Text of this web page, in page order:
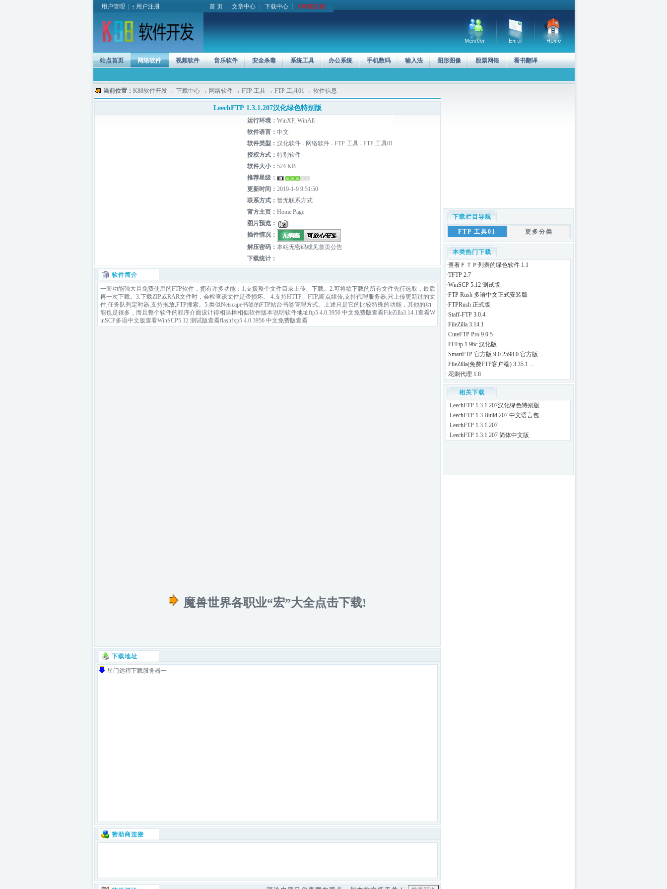
用户管理 用户注册 首 页┆ 文章中心┆ 下载中心┆ K88留言板
站点首页 网络软件 视频软件 音乐软件 安全杀毒 系统工具 办公系统 手机数码 输入法 图形图像 股票网银 看书翻译
当前位置： K88软件开发→ 下载中心→ 网络软件→ FTP 工具→ FTP 工具01 → 软件信息
LeechFTP 1.3.1.207汉化绿色特别版
运行环境： WinXP, WinAll
软件语言： 中文
软件类型： 汉化软件 - 网络软件 - FTP 工具 - FTP 工具01
授权方式： 特别软件
软件大小： 524 KB
推荐星级：
更新时间： 2019-1-9 9:51:50
联系方式： 暂无联系方式
官方主页： Home Page
图片预览：
插件情况：
解压密码： 本站无密码或见首页公告
下载统计：
软件简介
一套功能强大且免费使用的FTP软件，拥有许多功能：1.支援整个文件目录上传、下载。2.可将欲下载的所有文件先行选取，最后
再一次下载。3.下载ZIP或RAR文件时，会检查该文件是否损坏。 4.支持HTTP、FTP,断点续传,支持代理服务器,只上传更新过的文
件,任务队列定时器,支持拖放,FTP搜索。5.类似Netscape书签的FTP站台书签管理方式。上述只是它的比较特殊的功能，其他的功
能也是很多，而且整个软件的程序介面设计得相当棒相似软件版本说明软件地址ftp5.4.0.3956 中文免费版查看FileZilla3.14.1查看W
inSCP多语中文版查看WinSCP5.12 测试版查看flashfxp5.4.0.3956 中文免费版查看
魔兽世界各职业“宏”大全点击下载!
下载地址
星门远程下载服务器一
赞助商连接
下载栏目导航
FTP 工具01 更多分类
本类热门下载
·查看ＦＴＰ列表的绿色软件 1.1
·TFTP 2.7
·WinSCP 5.12 测试版
·FTP Rush 多语中文正式安装版
·FTPRush 正式版
·Staff-FTP 3.0.4
·FileZilla 3.14.1
·CuteFTP Pro 9.0.5
·FFFtp 1.96c 汉化版
·SmartFTP 官方版 9.0.2598.0 官方版...
·FileZilla(免费FTP客户端) 3.35.1 ...
·花刺代理 1.8
相关下载
· LeechFTP 1.3.1.207汉化绿色特别版...
· LeechFTP 1.3 Build 207 中文语言包...
· LeechFTP 1.3.1.207
· LeechFTP 1.3.1.207 简体中文版